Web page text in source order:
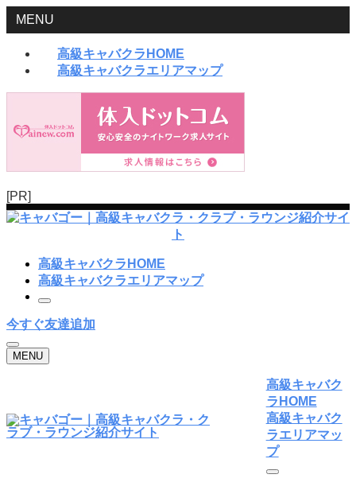
MENU
高級キャバクラHOME
高級キャバクラエリアマップ
[PR]
高級キャバクラHOME
高級キャバクラエリアマップ
今すぐ友達追加
MENU
高級キャバク
ラHOME
高級キャバク
ラエリアマッ
プ